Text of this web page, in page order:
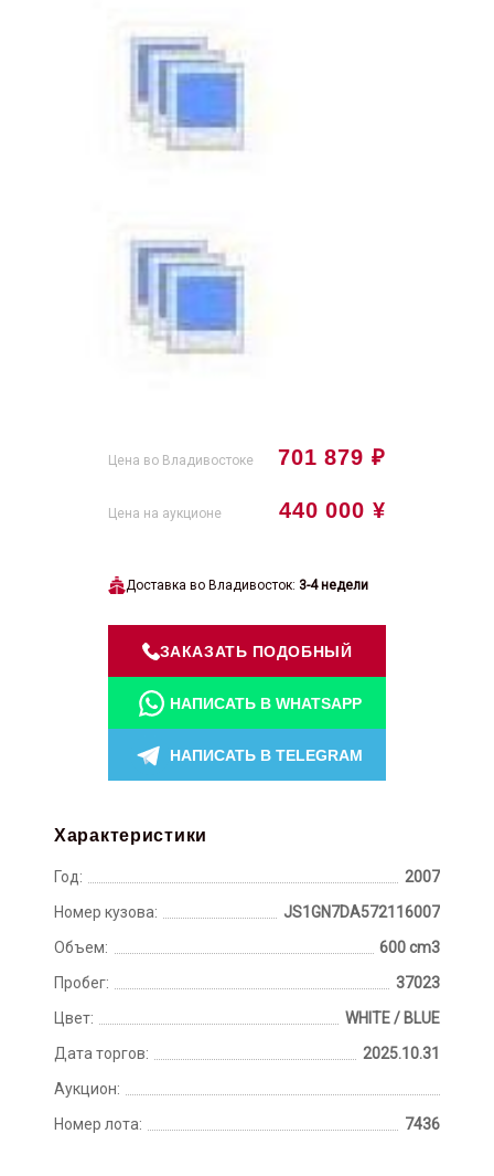
701 879 ₽
Цена во Владивостоке
440 000 ¥
Цена на аукционе
Доставка во Владивосток: 3-4 недели
ЗАКАЗАТЬ ПОДОБНЫЙ
НАПИСАТЬ В WHATSAPP
НАПИСАТЬ В TELEGRAM
Характеристики
Год:
2007
Номер кузова:
JS1GN7DA572116007
Объем:
600 cm3
Пробег:
37023
Цвет:
WHITE / BLUE
Дата торгов:
2025.10.31
Аукцион:
Номер лота:
7436